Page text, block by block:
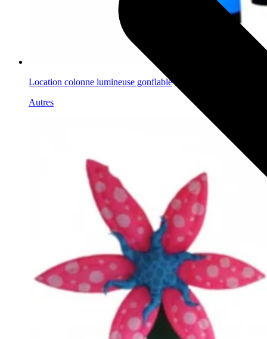
Location colonne lumineuse gonflable
Autres